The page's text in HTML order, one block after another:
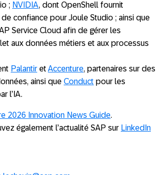
; NVIDIA, dont OpenShell fournit
confiance pour Joule Studio ; ainsi que
Service Cloud afin de gérer les
aux données métiers et aux processus
Palantir et Accenture, partenaires sur des
ainsi que Conduct pour les
l’IA.
2026 Innovation News Guide.
également l’actualité SAP sur LinkedIn